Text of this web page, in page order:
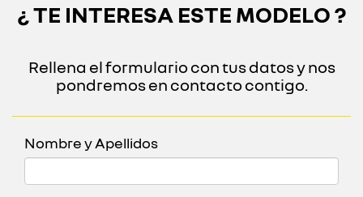
¿ TE INTERESA ESTE MODELO ?
Rellena el formulario con tus datos y nos
pondremos en contacto contigo.
Nombre y Apellidos